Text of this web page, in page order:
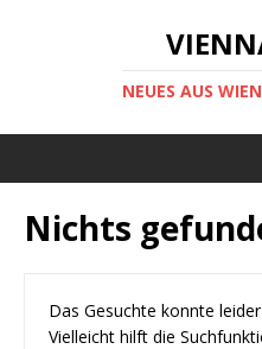
NEUES AUS
Nichts
Das Gesuchte konnte
Vielleicht hilft die